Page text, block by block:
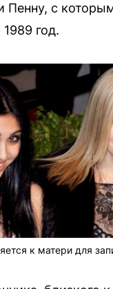
Пенну, с
год.
к матери для